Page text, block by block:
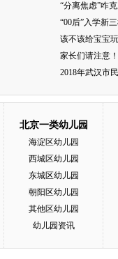
“分离焦虑”咋
“00后”入学新
该不该给宝宝
家长们请注意
2018年武汉市
北京一类幼儿园
海淀区幼儿园
西城区幼儿园
东城区幼儿园
朝阳区幼儿园
其他区幼儿园
幼儿园资讯